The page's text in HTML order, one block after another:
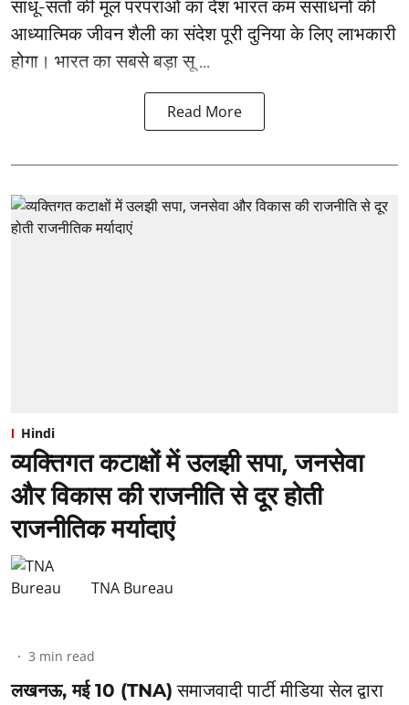
साधू-संतों की मूल परंपराओं का देश भारत कम संसाधनों की
आध्यात्मिक जीवन शैली का संदेश पूरी दुनिया के लिए लाभकारी
होगा। भारत का सबसे बड़ा सू ...
Read More
Hindi
व्यक्तिगत कटाक्षों में उलझी सपा, जनसेवा
और विकास की राजनीति से दूर होती
राजनीतिक मर्यादाएं
TNA Bureau
3 min read
लखनऊ, मई 10 (TNA) समाजवादी पार्टी मीडिया सेल द्वारा